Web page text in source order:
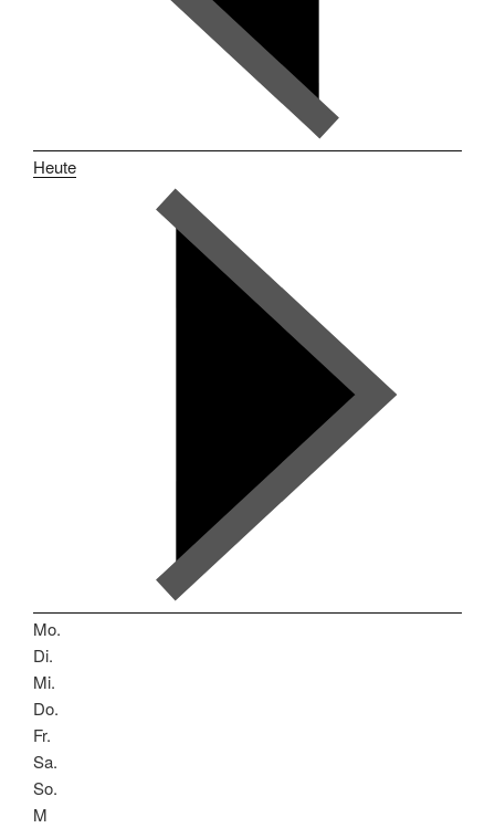
Heute
Mo.
Di.
Mi.
Do.
Fr.
Sa.
So.
M